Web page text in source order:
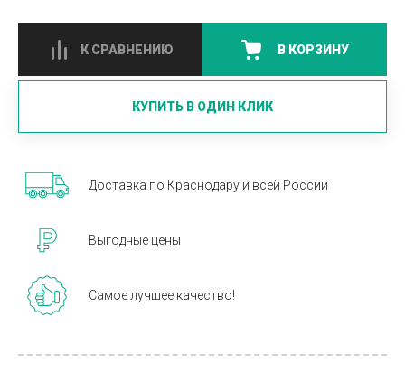
К СРАВНЕНИЮ В КОРЗИНУ
КУПИТЬ В ОДИН КЛИК
Доставка по Краснодару и всей России
Выгодные цены
Самое лучшее качество!